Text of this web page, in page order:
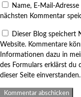
Name, E-Mail-
nächsten Kommentar
Dieser Blog speichert
Website. Kommentare
Informationen dazu in
des Formulars erklärst du
dieser Seite einverstanden.